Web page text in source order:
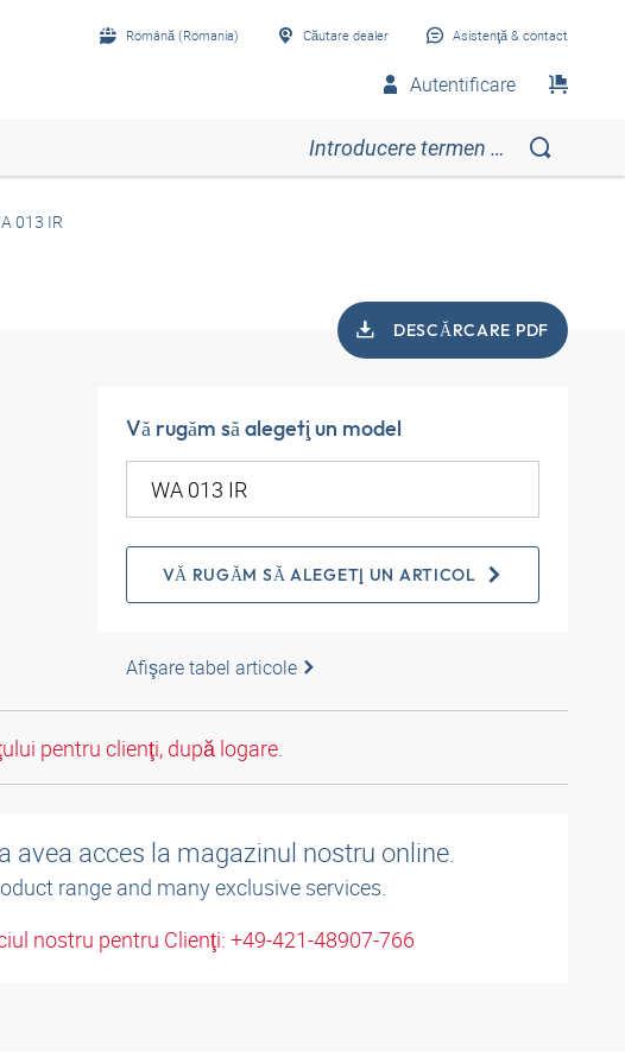
Română (Romania) Căutare dealer Asistenţă & contact
Autentificare
013 IR
DESCĂRCARE PDF
Vă rugăm să alegeţi un model
VĂ RUGĂM SĂ ALEGEŢI UN ARTICOL
Afişare tabel articole
pentru clienţi, după logare.
avea acces la magazinul nostru online.
range and many exclusive services.
nostru pentru Clienţi: +49-421-48907-766